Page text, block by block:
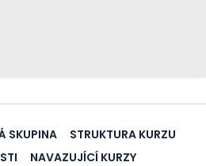
SKUPINA
STRUKTURA KURZU
NAVAZUJÍCÍ KURZY